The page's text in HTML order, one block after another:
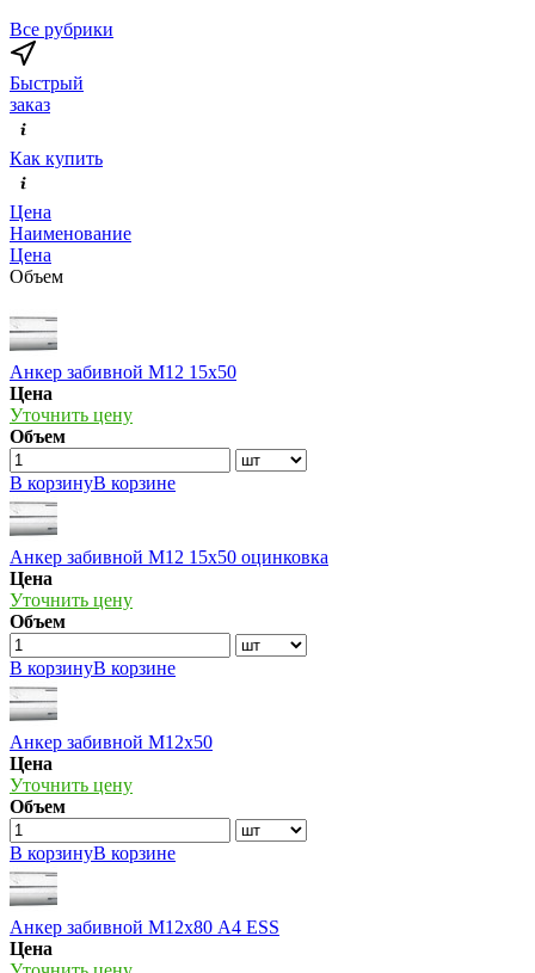
Все рубрики
Быстрый
заказ
Как купить
Цена
Наименование
Цена
Объем
Анкер забивной М12 15х50
Цена
Уточнить цену
Объем
В корзинуВ корзине
Анкер забивной М12 15х50 оцинковка
Цена
Уточнить цену
Объем
В корзинуВ корзине
Анкер забивной М12х50
Цена
Уточнить цену
Объем
В корзинуВ корзине
Анкер забивной М12х80 А4 ESS
Цена